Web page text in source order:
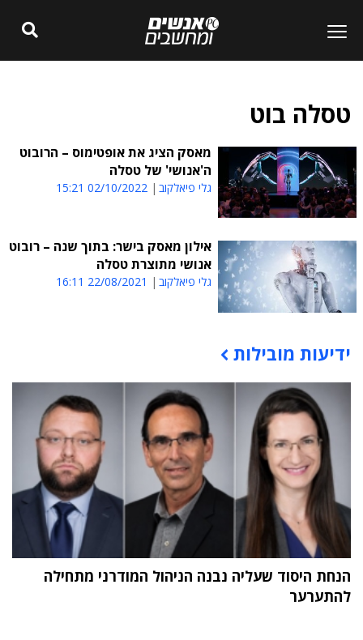
טסלה בוט
מאסק הציג את אופטימוס – הרובוט
ה'אנושי' של טסלה
גלי פיאלקוב 02/10/2022 15:21
אילון מאסק בישר: בתוך שנה – רובוט
אנושי מתוצרת טסלה
גלי פיאלקוב 22/08/2021 16:11
תוכן פרסומי
ידיעות מובילות
הנחת היסוד שעליה נבנה הניהול המודרני מתחילה
להתערער